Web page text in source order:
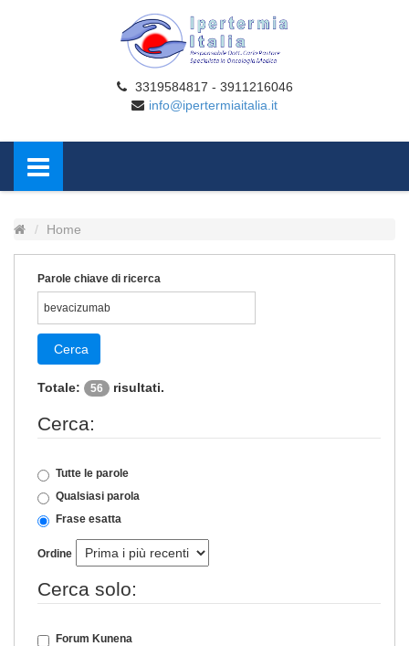
3319584817 - 3911216046
info@ipertermiaitalia.it
Home
Parole chiave di ricerca
Cerca
Totale: 56 risultati.
Cerca:
Tutte le parole
Qualsiasi parola
Frase esatta
Ordine
Cerca solo:
Forum Kunena